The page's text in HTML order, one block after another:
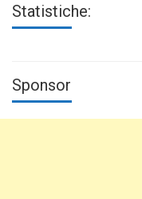
Statistiche:
Sponsor